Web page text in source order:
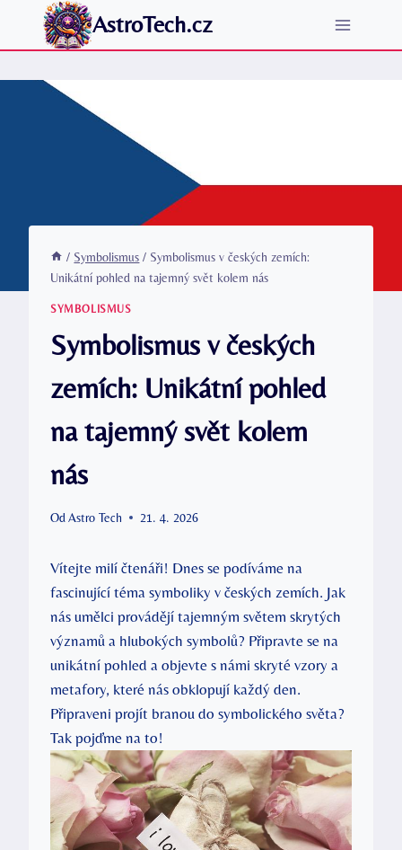
Přeskočit
AstroTech.cz
/ Symbolismus / Symbolismus v českých zemích:
Unikátní pohled na tajemný svět kolem nás
SYMBOLISMUS
Symbolismus v českých
zemích: Unikátní pohled
na tajemný svět kolem
nás
Od Astro Tech 21. 4. 2026
Vítejte milí čtenáři! Dnes se podíváme na
fascinující téma symboliky v českých zemích. Jak
nás umělci provádějí tajemným světem skrytých
významů a hlubokých symbolů? Připravte se na
unikátní pohled a objevte s námi skryté vzory a
metafory, které nás obklopují každý den.
Připraveni projít branou do symbolického světa?
Tak pojďme na to!